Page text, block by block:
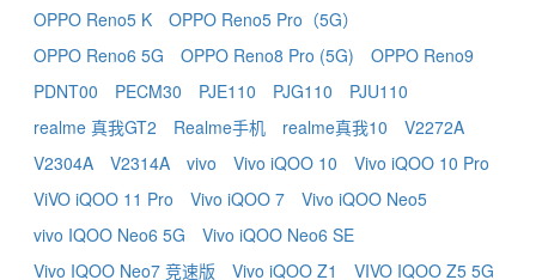
OPPO Reno5 K
OPPO Reno5 Pro（5G）
OPPO Reno6 5G
OPPO Reno8 Pro (5G)
OPPO Reno9
PDNT00
PECM30 PJE110 PJG110
PJU110
realme 真我GT2
Realme手机 realme真我10
V2272A
V2304A
V2314A vivo Vivo iQOO 10
Vivo iQOO 10 Pro
ViVO iQOO 11 Pro
Vivo iQOO 7
Vivo iQOO Neo5
vivo IQOO Neo6 5G
Vivo iQOO Neo6 SE
Vivo IQOO Neo7 竞速版
Vivo iQOO Z1
VIVO IQOO Z5 5G